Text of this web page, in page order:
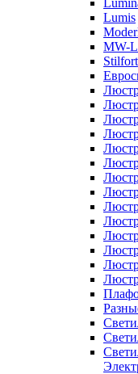
Lumis
MW-
Stilfort